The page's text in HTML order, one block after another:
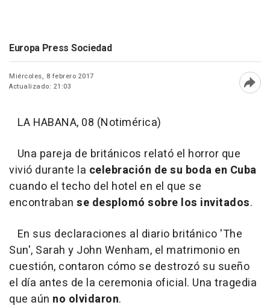
Europa Press Sociedad
Miércoles, 8 febrero 2017
Actualizado: 21:03
LA HABANA, 08 (Notimérica)
Una pareja de británicos relató el horror que
vivió durante la celebración de su boda en Cuba
cuando el techo del hotel en el que se
encontraban se desplomó sobre los invitados.
En sus declaraciones al diario británico 'The
Sun', Sarah y John Wenham, el matrimonio en
cuestión, contaron cómo se destrozó su sueño
el día antes de la ceremonia oficial. Una tragedia
que aún no olvidaron.